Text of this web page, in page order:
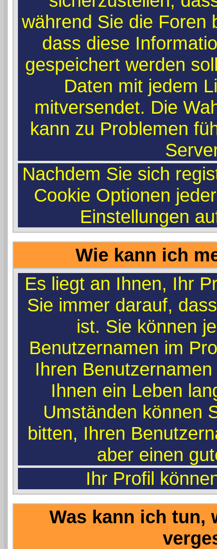
während Sie die Foren
dass diese
gespeichert werden
Daten mit jedem
mitversendet. Die
kann zu Problemen
Nachdem Sie sich
Cookie Optionen
Einstellungen
Wie kann ich
Es liegt an Ihnen, Ihr
Sie immer darauf,
ist. Sie können
Benutzernamen im
Ihren
Ihnen ein Leben
Umständen können
bitten, Ihren
aber einen
Ihr Profil
Was kann ich tun,